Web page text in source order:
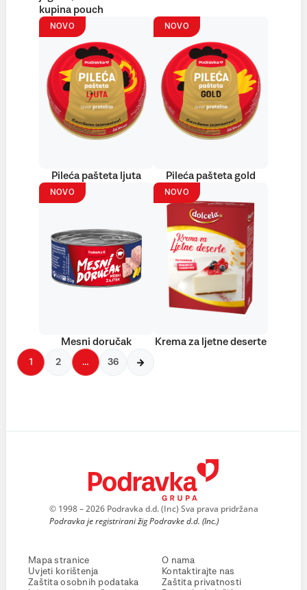
kupina pouch
NOVO
Pileća pašteta ljuta
NOVO
Pileća pašteta gold
NOVO
Mesni doručak
NOVO
Krema za ljetne deserte
1 2 … 36
© 1998 – 2026 Podravka d.d. (Inc) Sva prava pridržana
Podravka je registrirani žig Podravke d.d. (Inc.)
Mapa stranice
Uvjeti korištenja
Zaštita osobnih podataka
O nama
Kontaktirajte nas
Zaštita privatnosti